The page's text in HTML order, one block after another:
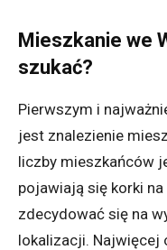
Mieszkanie we
szukać?
Pierwszym i
jest znalezienie
liczby mieszkańców
pojawiają się korki
zdecydować się na
lokalizacji.